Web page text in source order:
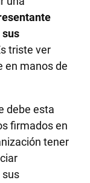
triste ver
en manos de
debe esta
firmados en
tener
sus